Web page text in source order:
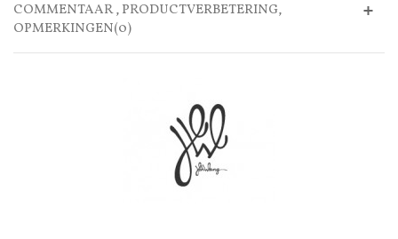
COMMENTAAR , PRODUCTVERBETERING,
OPMERKINGEN(0)